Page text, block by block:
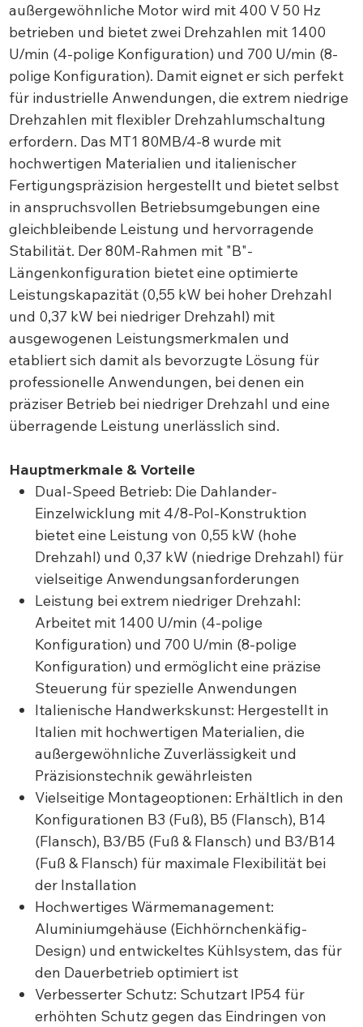
außergewöhnliche Motor wird mit 400 V 50 Hz
betrieben und bietet zwei Drehzahlen mit 1400
U/min (4-polige Konfiguration) und 700 U/min (8-
polige Konfiguration). Damit eignet er sich perfekt
für industrielle Anwendungen, die extrem niedrige
Drehzahlen mit flexibler Drehzahlumschaltung
erfordern. Das MT1 80MB/4-8 wurde mit
hochwertigen Materialien und italienischer
Fertigungspräzision hergestellt und bietet selbst
in anspruchsvollen Betriebsumgebungen eine
gleichbleibende Leistung und hervorragende
Stabilität. Der 80M-Rahmen mit "B"-
Längenkonfiguration bietet eine optimierte
Leistungskapazität (0,55 kW bei hoher Drehzahl
und 0,37 kW bei niedriger Drehzahl) mit
ausgewogenen Leistungsmerkmalen und
etabliert sich damit als bevorzugte Lösung für
professionelle Anwendungen, bei denen ein
präziser Betrieb bei niedriger Drehzahl und eine
überragende Leistung unerlässlich sind.
Hauptmerkmale & Vorteile
Dual-Speed Betrieb: Die Dahlander-
Einzelwicklung mit 4/8-Pol-Konstruktion
bietet eine Leistung von 0,55 kW (hohe
Drehzahl) und 0,37 kW (niedrige Drehzahl) für
vielseitige Anwendungsanforderungen
Leistung bei extrem niedriger Drehzahl:
Arbeitet mit 1400 U/min (4-polige
Konfiguration) und 700 U/min (8-polige
Konfiguration) und ermöglicht eine präzise
Steuerung für spezielle Anwendungen
Italienische Handwerkskunst: Hergestellt in
Italien mit hochwertigen Materialien, die
außergewöhnliche Zuverlässigkeit und
Präzisionstechnik gewährleisten
Vielseitige Montageoptionen: Erhältlich in den
Konfigurationen B3 (Fuß), B5 (Flansch), B14
(Flansch), B3/B5 (Fuß & Flansch) und B3/B14
(Fuß & Flansch) für maximale Flexibilität bei
der Installation
Hochwertiges Wärmemanagement:
Aluminiumgehäuse (Eichhörnchenkäfig-
Design) und entwickeltes Kühlsystem, das für
den Dauerbetrieb optimiert ist
Verbesserter Schutz: Schutzart IP54 für
erhöhten Schutz gegen das Eindringen von